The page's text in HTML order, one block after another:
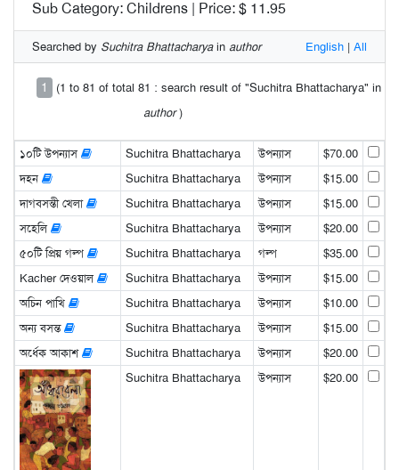
Sub Category: Childrens | Price: $ 11.95
Searched by Suchitra Bhattacharyain author English | All
1
(1 to 81 of total 81 : search result of "Suchitra Bhattacharya" in
author)
১০টি উপন্যাস Suchitra Bhattacharya উপন্যাস
$70.00
দহন
Suchitra Bhattacharya উপন্যাস
$15.00
দাগবসন্তী খেলা
Suchitra Bhattacharya উপন্যাস
$15.00
সহেলি
Suchitra Bhattacharya উপন্যাস
$20.00
৫০টি প্রিয় গল্প
Suchitra Bhattacharya গল্প
$35.00
Kacher দেওয়াল
Suchitra Bhattacharya উপন্যাস
$15.00
অচিন পাখি
Suchitra Bhattacharya উপন্যাস
$10.00
অন্য বসন্ত
Suchitra Bhattacharya উপন্যাস
$15.00
অর্ধেক আকাশ
Suchitra Bhattacharya উপন্যাস $20.00
Suchitra Bhattacharya উপন্যাস $20.00